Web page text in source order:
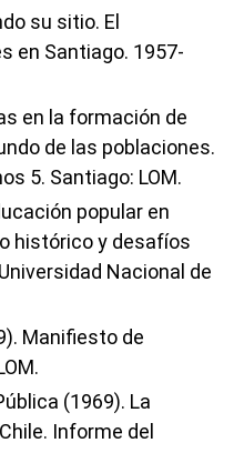
su sitio. El
en Santiago. 1957-
en la formación de
de las poblaciones.
5. Santiago: LOM.
popular en
histórico y desafíos
Nacional de
Manifiesto de
(1969). La
Informe del